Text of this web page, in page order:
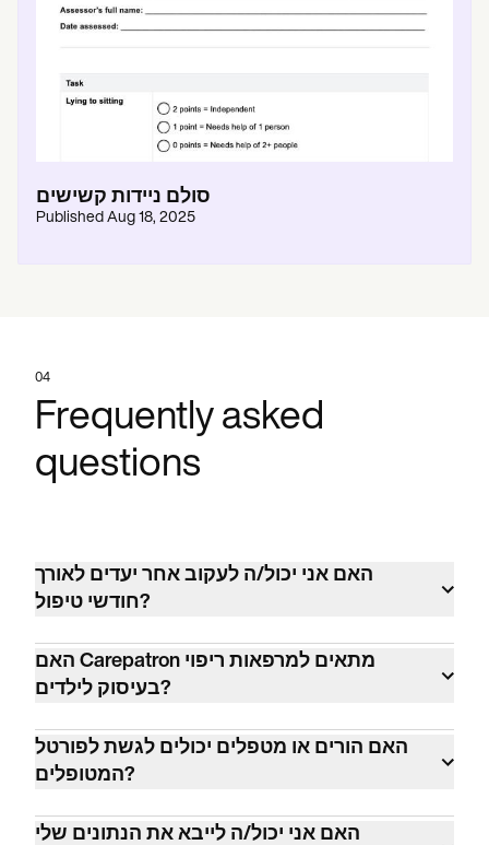
סולם ניידות קשישים
Published Aug 18, 2025
04
Frequently asked
questions
האם אני יכול/ה לעקוב אחר יעדים לאורך
חודשי טיפול?
כן. בחינם עם מספר בלתי מוגבל של מטופלים,
טיפול מרחוק, חיוב מטופלים ותיעוד רשומות
בעזרת AI.
האם Carepatron מתאים למרפאות ריפוי
בעיסוק לילדים?
כן. Carepatron משמש למעלה מ-100 סוגי
מטפלים שונים בתחומי בריאות הנפש, מקצועות
הבריאות, רפואה ובריאות כללית בלמעלה מ-120
מדינות, כולל אלפי מרפאים בעיסוק.
האם הורים או מטפלים יכולים לגשת לפורטל
המטופלים?
כן. שתפו את הגישה לפורטל עם מטפלים או
האם אני יכול/ה לייבא את הנתונים שלי